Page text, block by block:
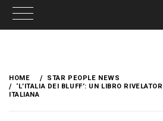
content
HOME
STAR PEOPLE NEWS
‘L’ITALIA DEI BLUFF’: UN LIBRO
ITALIANA